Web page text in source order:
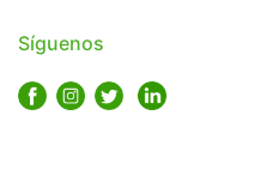
Síguenos